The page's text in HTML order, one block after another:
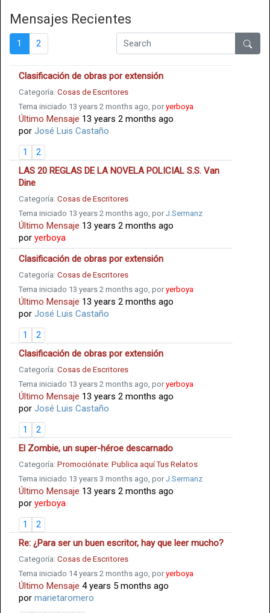
Mensajes Recientes
1 2
Clasificación de obras por extensión
Categoría: Cosas de Escritores
Tema iniciado 13 years 2 months ago, poryerboya
Último Mensaje 13 years 2 months ago
por José Luis Castaño
1
2
LAS 20 REGLAS DE LA NOVELA POLICIAL S.S. Van
Dine
Categoría: Cosas de Escritores
Tema iniciado 13 years 2 months ago, porJ.Sermanz
Último Mensaje 13 years 2 months ago
por yerboya
Clasificación de obras por extensión
Categoría: Cosas de Escritores
Tema iniciado 13 years 2 months ago, poryerboya
Último Mensaje 13 years 2 months ago
por José Luis Castaño
1
2
Clasificación de obras por extensión
Categoría: Cosas de Escritores
Tema iniciado 13 years 2 months ago, poryerboya
Último Mensaje 13 years 2 months ago
por José Luis Castaño
1
2
El Zombie, un super-héroe descarnado
Categoría: Promociónate: Publica aquí Tus Relatos
Tema iniciado 13 years 3 months ago, porJ.Sermanz
Último Mensaje 13 years 2 months ago
por yerboya
1
2
Re: ¿Para ser un buen escritor, hay que leer mucho?
Categoría: Cosas de Escritores
Tema iniciado 14 years 2 months ago, poryerboya
Último Mensaje 4 years 5 months ago
por marietaromero